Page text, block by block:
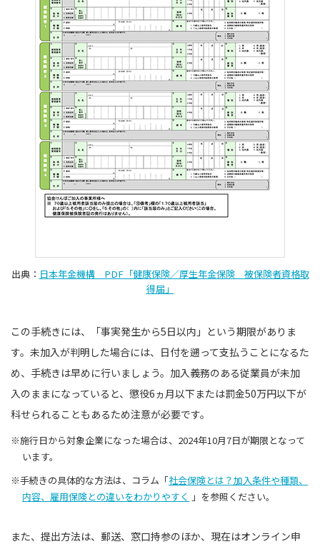
出典： 日本年金機構 PDF「健康保険／厚生年金保険 被保険者資格取
得届」
この手続きには、「事実発生から5日以内」という期限がありま
す。未加入が判明した場合には、日付を遡って支払うことになるた
め、手続きは早めに行いましょう。加入義務のある従業員が未加
入のままになっていると、懲役6ヵ月以下または罰金50万円以下が
科せられることもあるため注意が必要です。
※施行日から対象企業になった場合は、2024年10月7日が期限となって
います。
※手続きの具体的な方法は、コラム「社会保険とは？加入条件や種類、
内容、雇用保険との違いをわかりやすく 」を参照ください。
また、提出方法は、郵送、窓口持参のほか、現在はオンライン申